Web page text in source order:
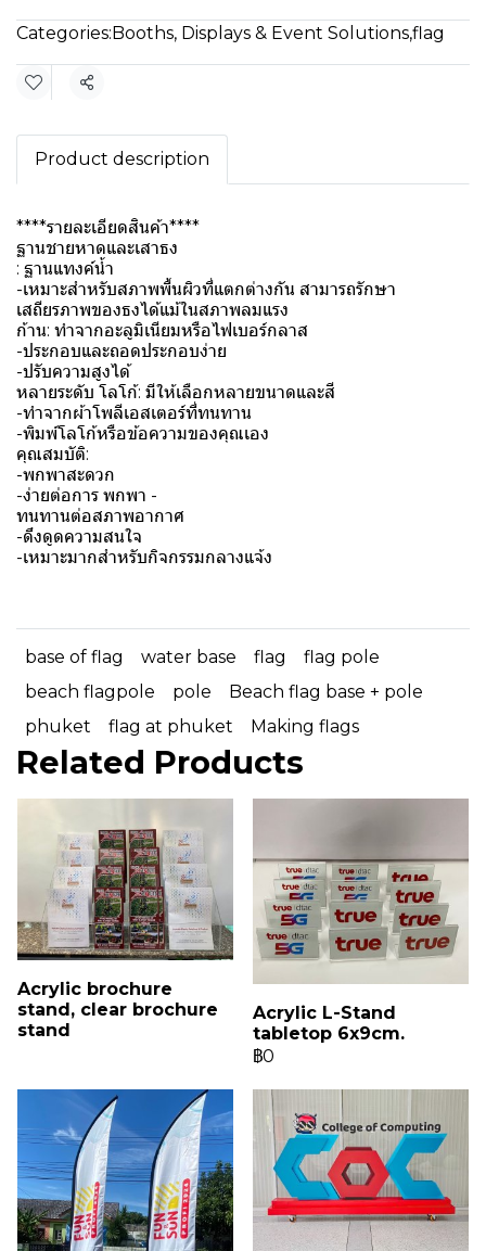
Categories:Booths, Displays & Event Solutions,flag
Share
Product description
****รายละเอียดสินค้า****
ฐานชายหาดและเสาธง
: ฐานแทงค์น้ำ
-เหมาะสำหรับสภาพพื้นผิวที่แตกต่างกัน สามารถรักษา
เสถียรภาพของธงได้แม้ในสภาพลมแรง
ก้าน: ทำจากอะลูมิเนียมหรือไฟเบอร์กลาส
-ประกอบและถอดประกอบง่าย
-ปรับความสูงได้
หลายระดับ โลโก้: มีให้เลือกหลายขนาดและสี
-ทำจากผ้าโพลีเอสเตอร์ที่ทนทาน
-พิมพ์โลโก้หรือข้อความของคุณเอง
คุณสมบัติ:
-พกพาสะดวก
-ง่ายต่อการ พกพา -
ทนทานต่อสภาพอากาศ
-ดึงดูดความสนใจ
-เหมาะมากสำหรับกิจกรรมกลางแจ้ง
base of flag water base flag
flag pole
beach flagpole
pole
Beach flag base + pole
phuket
flag at phuket Making flags
Related Products
Acrylic brochure
stand, clear brochure
stand
Acrylic L-Stand
tabletop 6x9cm.
฿0